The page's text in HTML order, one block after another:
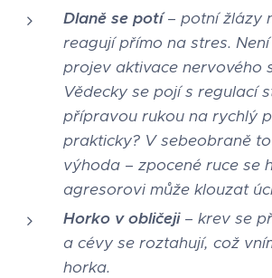
Dlaně se potí– potní žlázy
reagují přímo na stres.
projev aktivace nervového
Vědecky se pojí s regulací
přípravou rukou na rychlý
prakticky? V sebeobraně
výhoda – zpocené ruce se
agresorovi může klouzat
Horko v obličeji– krev se
a cévy se roztahují, což
horka.